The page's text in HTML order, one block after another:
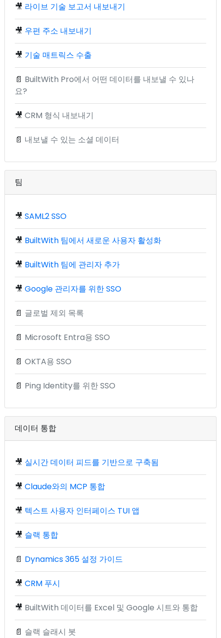
🎥 라이브 기술 보고서 내보내기
🎥 우편 주소 내보내기
🎥 기술 매트릭스 수출
📄 BuiltWith Pro에서 어떤 데이터를 내보낼 수 있나
요?
🎥 CRM 형식 내보내기
📄 내보낼 수 있는 소셜 데이터
팀
🎥 SAML2 SSO
🎥 BuiltWith 팀에서 새로운 사용자 활성화
🎥 BuiltWith 팀에 관리자 추가
🎥 Google 관리자를 위한 SSO
📄 글로벌 제외 목록
📄 Microsoft Entra용 SSO
📄 OKTA용 SSO
📄 Ping Identity를 위한 SSO
데이터 통합
🎥 실시간 데이터 피드를 기반으로 구축됨
🎥 Claude와의 MCP 통합
🎥 텍스트 사용자 인터페이스 TUI 앱
🎥 슬랙 통합
📄 Dynamics 365 설정 가이드
🎥 CRM 푸시
🎥 BuiltWith 데이터를 Excel 및 Google 시트와 통합
📄 슬랙 슬래시 봇